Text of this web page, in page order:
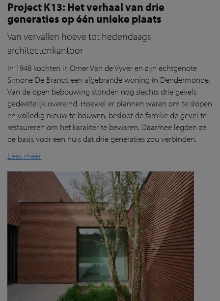
Project K13: Het verhaal van drie
generaties op één unieke plaats
Van vervallen hoeve tot hedendaags
architectenkantoor
In 1948 kochten ir. Omer Van de Vyver en zijn echtgenote
Simone De Brandt een afgebrande woning in Dendermonde.
Van de open bebouwing stonden nog slechts drie gevels
gedeeltelijk overeind. Hoewel er plannen waren om te slopen
en volledig nieuw te bouwen, besloot de familie de gevel te
restaureren om het karakter te bewaren. Daarmee legden ze
de basis voor een huis dat drie generaties zou verbinden.
Lees meer